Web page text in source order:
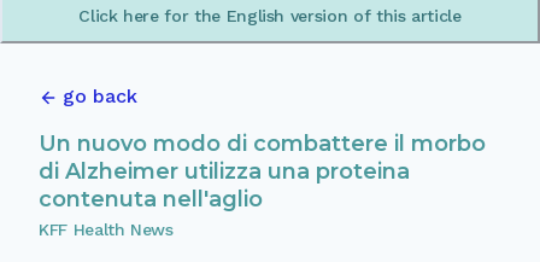
Click here for the English version of this article
go back
Un nuovo modo di combattere il morbo
di Alzheimer utilizza una proteina
contenuta nell'aglio
KFF Health News